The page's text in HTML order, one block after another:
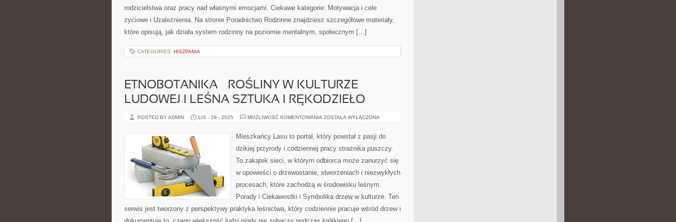
rodzicielstwa oraz pracy nad własnymi emocjami. Ciekawe kategorie: Motywacja i cele
życiowe i Uzależnienia. Na stronie Poradnictwo Rodzinne znajdziesz szczegółowe materiały,
które opisują, jak działa system rodzinny na poziomie mentalnym, społecznym […]
CATEGORIES: HISZPANIA
ETNOBOTANIKA – ROŚLINY W KULTURZE
LUDOWEJ I LEŚNA SZTUKA I RĘKODZIEŁO
POSTED BY ADMIN LIS - 29 - 2025 MOŻLIWOŚĆ KOMENTOWANIA ETNOBOTANIKA
W
KULTURZE
I
SZTUKA
RĘKODZIEŁO
ZOSTAŁA WYŁĄCZONA
Mieszkańcy Lasu to portal, który powstał z pasji do
dzikiej przyrody i codziennej pracy strażnika puszczy.
To zakątek sieci, w którym odbiorca może zanurzyć się
w opowieści o drzewostanie, stworzeniach i niezwykłych
procesach, które zachodzą w środowisku leśnym.
Porady i Ciekawostki i Symbolika drzew w kulturze. Ten
serwis jest tworzony z perspektywy praktyka leśnictwa, który codziennie pracuje wśród drzew i